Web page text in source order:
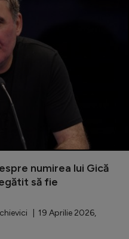
numirea lui Gică
să fie
| 19 Aprilie 2026,